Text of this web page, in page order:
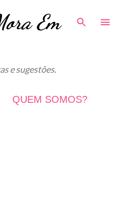
o conteúdo principalEm
e sugestões.
QUEM SOMOS?